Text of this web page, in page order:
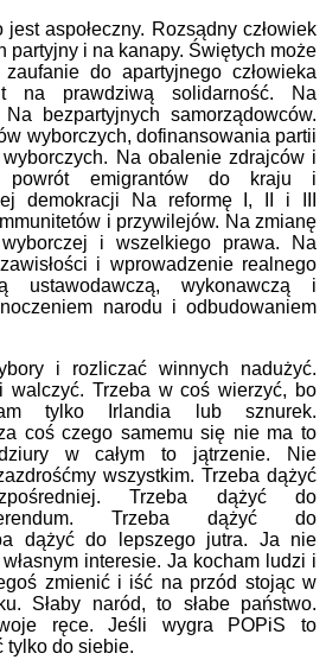
aspołeczny. Rozsądny człowiek
partyjny i na kanapy. Świętych może
do apartyjnego człowieka
na prawdziwą solidarność. Na
bezpartyjnych samorządowców.
wyborczych, dofinansowania partii
Na obalenie zdrajców i
powrót emigrantów do kraju i
demokracji Na reformę I, II i III
i przywilejów. Na zmianę
i wszelkiego prawa. Na
i wprowadzenie realnego
ustawodawczą, wykonawczą i
narodu i odbudowaniem
i rozliczać winnych nadużyć.
walczyć. Trzeba w coś wierzyć, bo
tylko Irlandia lub sznurek.
coś czego samemu się nie ma to
w całym to jątrzenie. Nie
wszystkim. Trzeba dążyć
Trzeba dążyć do
Trzeba dążyć do
dążyć do lepszego jutra. Ja nie
interesie. Ja kocham ludzi i
zmienić i iść na przód stojąc w
Słaby naród, to słabe państwo.
ręce. Jeśli wygra POPiS to
tylko do siebie.